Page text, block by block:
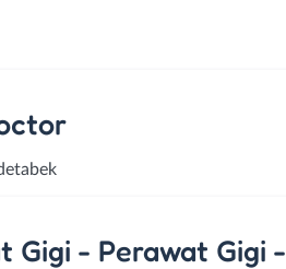
Gigi - Perawat Gigi -